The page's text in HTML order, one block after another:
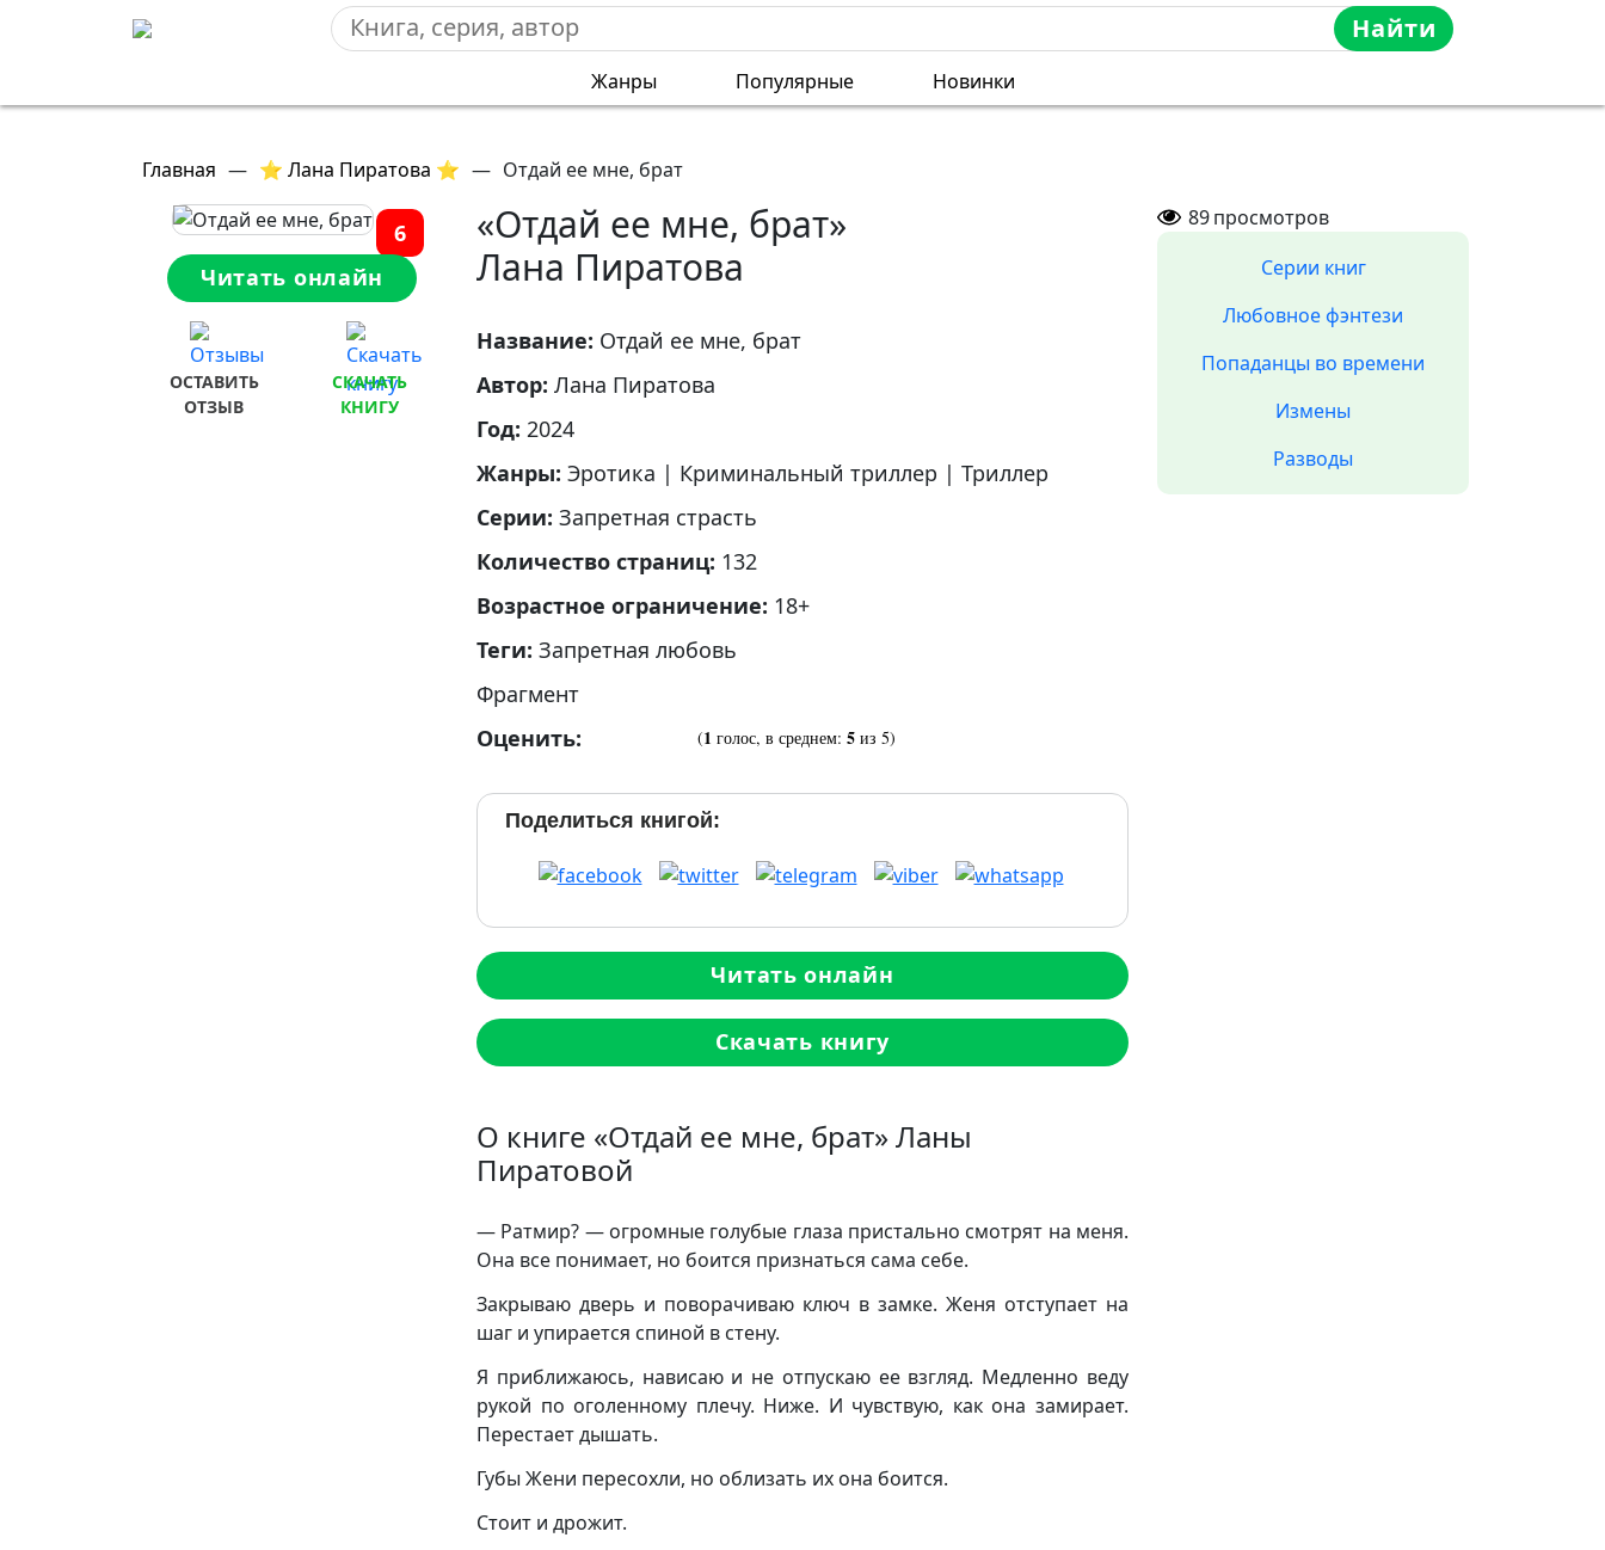
Найти
Жанры Популярные Новинки
Главная — ⭐ Лана Пиратова ⭐ — Отдай ее мне, брат
6
Читать онлайн
ОСТАВИТЬ
ОТЗЫВ
СКАЧАТЬ
КНИГУ
«Отдай ее мне, брат»
Лана Пиратова
Название: Отдай ее мне, брат
Автор: Лана Пиратова
Год: 2024
Жанры: Эротика | Криминальный триллер | Триллер
Серии: Запретная страсть
Количество страниц: 132
Возрастное ограничение: 18+
Теги: Запретная любовь
Фрагмент
Оценить:
(1 голос, в среднем: 5 из 5)
Поделиться книгой:
Читать онлайн
Скачать книгу
О книге «Отдай ее мне, брат» Ланы
Пиратовой
— Ратмир? — огромные голубые глаза пристально смотрят на меня.
Она все понимает, но боится признаться сама себе.
Закрываю дверь и поворачиваю ключ в замке. Женя отступает на
шаг и упирается спиной в стену.
Я приближаюсь, нависаю и не отпускаю ее взгляд. Медленно веду
рукой по оголенному плечу. Ниже. И чувствую, как она замирает.
Перестает дышать.
Губы Жени пересохли, но облизать их она боится.
Стоит и дрожит.
89просмотров
Серии книг
Любовное фэнтези
Попаданцы во времени
Измены
Разводы